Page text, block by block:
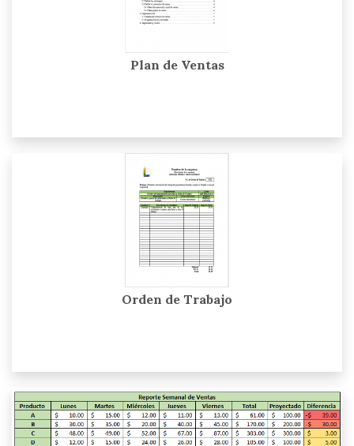
Plan de Ventas
Orden de Trabajo